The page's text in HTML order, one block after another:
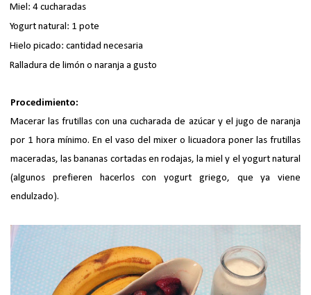
Miel: 4 cucharadas
Yogurt natural: 1 pote
Hielo picado: cantidad necesaria
Ralladura de limón o naranja a gusto
Procedimiento:
Macerar las frutillas con una cucharada de azúcar y el jugo de naranja
por 1 hora mínimo. En el vaso del mixer o licuadora poner las frutillas
maceradas, las bananas cortadas en rodajas, la miel y el yogurt natural
(algunos prefieren hacerlos con yogurt griego, que ya viene
endulzado).